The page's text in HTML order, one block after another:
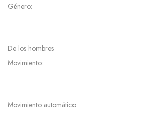
Género:
De los hombres
Movimiento:
Movimiento automático